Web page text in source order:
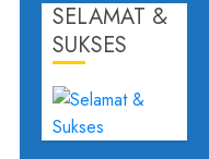
SELAMAT &
SUKSES